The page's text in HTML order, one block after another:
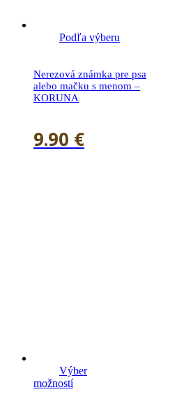
Podľa výberu
Nerezová známka pre psa
alebo mačku s menom –
KORUNA
9.90 €
Výber
možností